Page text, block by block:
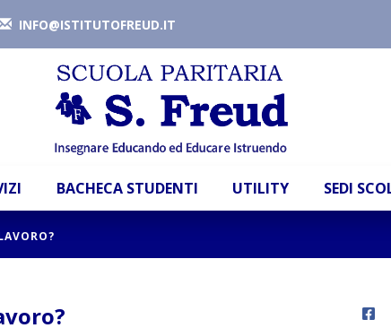
INFO@ISTITUTOFREUD.IT
BACHECA STUDENTI UTILITY SEDI